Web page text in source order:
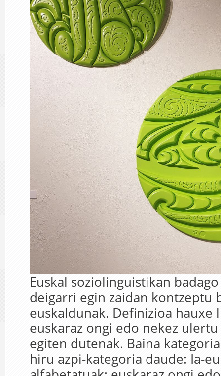
Euskal soziolinguistikan
deigarri egin zaidan kontzeptu
euskaldunak. Definizioa hauxe
euskaraz ongi edo nekez
egiten dutenak. Baina
hiru azpi-kategoria daude: Ia-